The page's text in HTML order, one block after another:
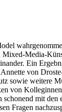
Media-
Ein
von
sowie weitere
von
mit den
Fragen